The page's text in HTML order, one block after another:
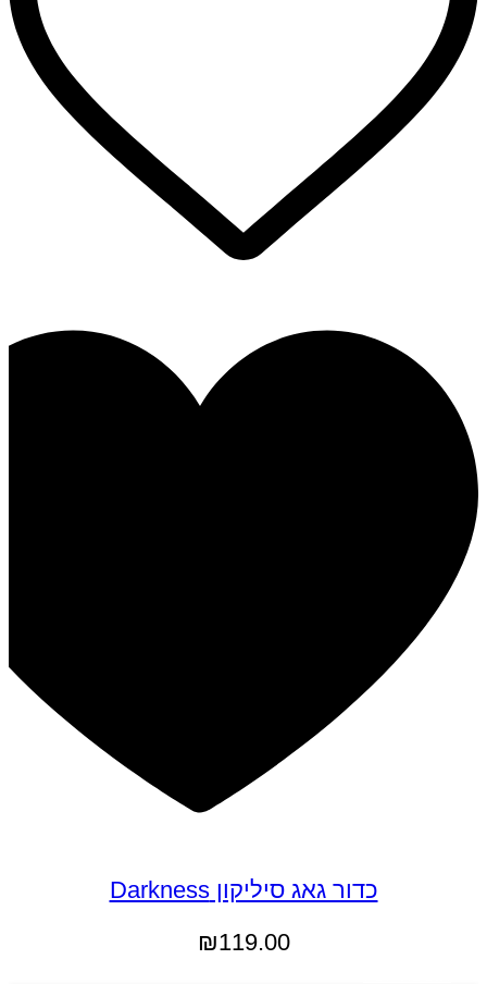
כדור גאג סיליקון Darkness
₪119.00